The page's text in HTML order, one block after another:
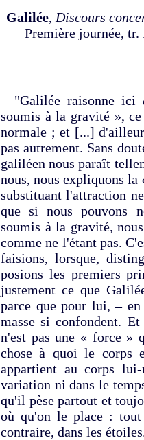
Galilée, Discours
Première journée,
"Galilée raisonne ici
soumis à la gravité »,
normale ; et [...]
pas autrement. Sans
galiléen nous paraît
nous, nous expliquons la
substituant l'attraction
que si nous pouvons
soumis à la gravité,
comme ne l'étant pas.
faisions, lorsque,
posions les premiers
justement ce que
parce que pour lui, –
masse si confondent.
n'est pas une « force »
chose à quoi le corps
appartient au corps
variation ni dans le
qu'il pèse partout et
où qu'on le place :
contraire, dans les